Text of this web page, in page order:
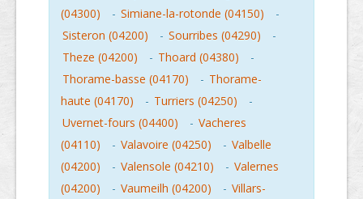
(04300)
- Simiane-la-rotonde (04150)
-
Sisteron (04200)
- Sourribes (04290)
-
Theze (04200)
- Thoard (04380)
-
Thorame-basse (04170)
- Thorame-
haute (04170)
- Turriers (04250)
-
Uvernet-fours (04400)
- Vacheres
(04110)
- Valavoire (04250) - Valbelle
(04200)
- Valensole (04210) - Valernes
(04200)
- Vaumeilh (04200) - Villars-